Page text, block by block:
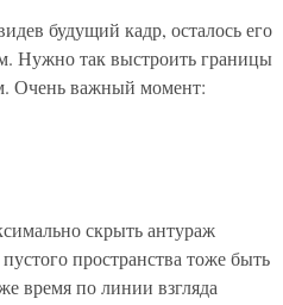
будущий кадр, осталось его
Нужно так выстроить границы
Очень важный момент:
скрыть антураж
пространства тоже быть
время по линии взгляда